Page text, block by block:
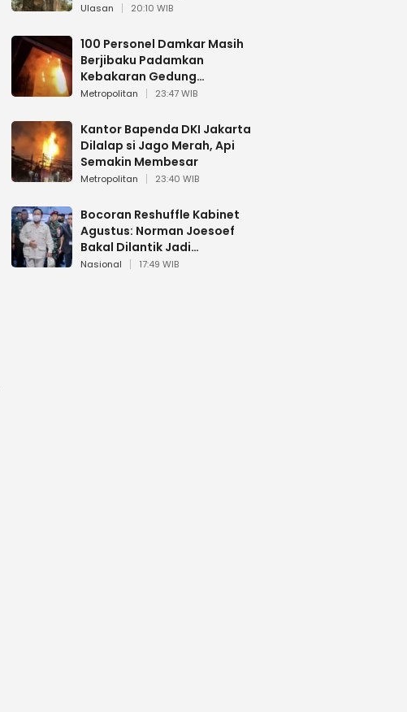
Ulasan 20:10 WIB
100 Personel Damkar Masih
Berjibaku Padamkan
Kebakaran Gedung
Bapenda DKI
Metropolitan 23:47 WIB
Kantor Bapenda DKI Jakarta
Dilalap si Jago Merah, Api
Semakin Membesar
Metropolitan 23:40 WIB
Bocoran Reshuffle Kabinet
Agustus: Norman Joesoef
Bakal Dilantik Jadi
Wamenhan RI
Nasional 17:49 WIB